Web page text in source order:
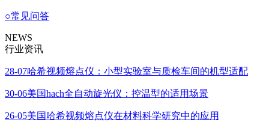
○常见问答
NEWS
行业资讯
28-07哈希视频熔点仪：小型实验室与质检车间的机型适配
30-06美国hach全自动旋光仪：控温型的适用场景
26-05美国哈希视频熔点仪在材料科学研究中的应用